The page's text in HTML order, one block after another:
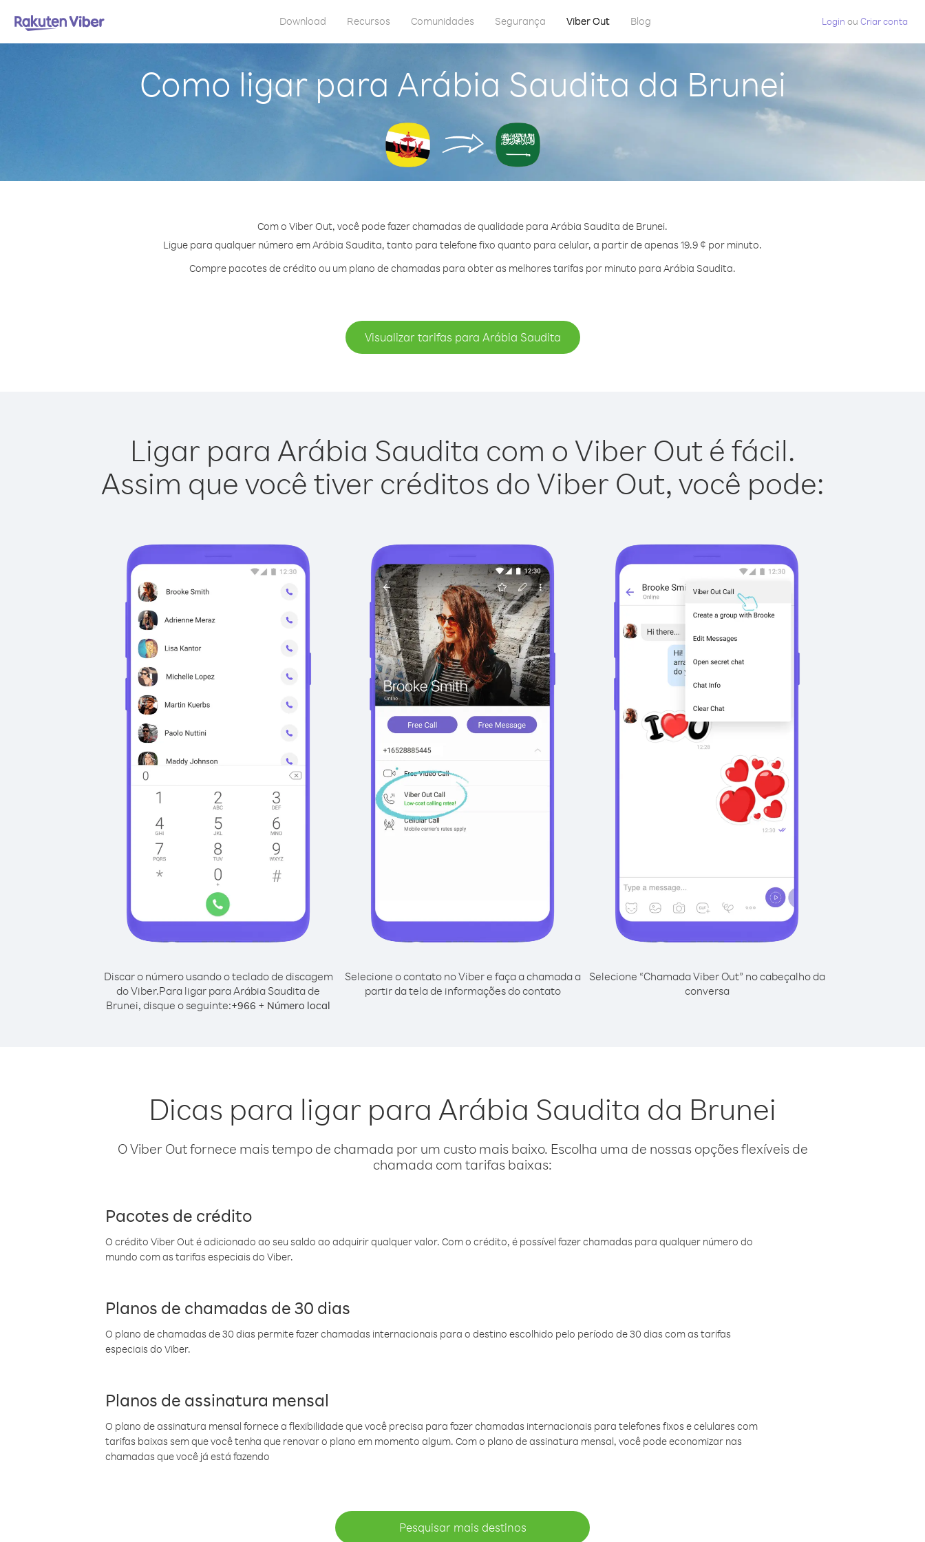
Download Recursos Comunidades Segurança Viber Out Blog Login ou Criar conta
Como ligar para Arábia Saudita da Brunei
Com o Viber Out, você pode fazer chamadas de qualidade para Arábia Saudita de Brunei.
Ligue para qualquer número em Arábia Saudita, tanto para telefone fixo quanto para celular, a partir de apenas 19.9 ¢ por minuto.
Compre pacotes de crédito ou um plano de chamadas para obter as melhores tarifas por minuto para Arábia Saudita.
Visualizar tarifas para Arábia Saudita
Ligar para Arábia Saudita com o Viber Out é fácil.
Assim que você tiver créditos do Viber Out, você pode:
Discar o número usando o teclado de discagem
do Viber.Para ligar para Arábia Saudita de
Brunei, disque o seguinte:+966 + Número local
Selecione o contato no Viber e faça a chamada a
partir da tela de informações do contato
Selecione “Chamada Viber Out” no cabeçalho da
conversa
Dicas para ligar para Arábia Saudita da Brunei
O Viber Out fornece mais tempo de chamada por um custo mais baixo. Escolha uma de nossas opções flexíveis de
chamada com tarifas baixas:
Pacotes de crédito
O crédito Viber Out é adicionado ao seu saldo ao adquirir qualquer valor. Com o crédito, é possível fazer chamadas para qualquer número do
mundo com as tarifas especiais do Viber.
Planos de chamadas de 30 dias
O plano de chamadas de 30 dias permite fazer chamadas internacionais para o destino escolhido pelo período de 30 dias com as tarifas
especiais do Viber.
Planos de assinatura mensal
O plano de assinatura mensal fornece a flexibilidade que você precisa para fazer chamadas internacionais para telefones fixos e celulares com
tarifas baixas sem que você tenha que renovar o plano em momento algum. Com o plano de assinatura mensal, você pode economizar nas
chamadas que você já está fazendo
Pesquisar mais destinos